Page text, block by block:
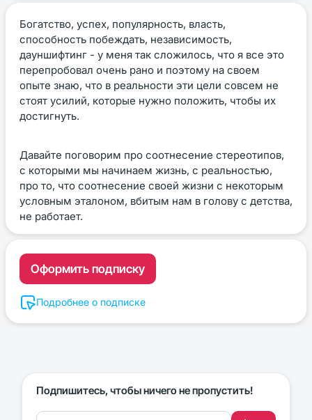
Богатство, успех, популярность, власть,
способность побеждать, независимость,
дауншифтинг - у меня так сложилось, что я все это
перепробовал очень рано и поэтому на своем
опыте знаю, что в реальности эти цели совсем не
стоят усилий, которые нужно положить, чтобы их
достигнуть.
Давайте поговорим про соотнесение стереотипов,
с которыми мы начинаем жизнь, с реальностью,
про то, что соотнесение своей жизни с некоторым
условным эталоном, вбитым нам в голову с детства,
не работает.
Оформить подписку
Подробнее о подписке
Подпишитесь, чтобы ничего не пропустить!